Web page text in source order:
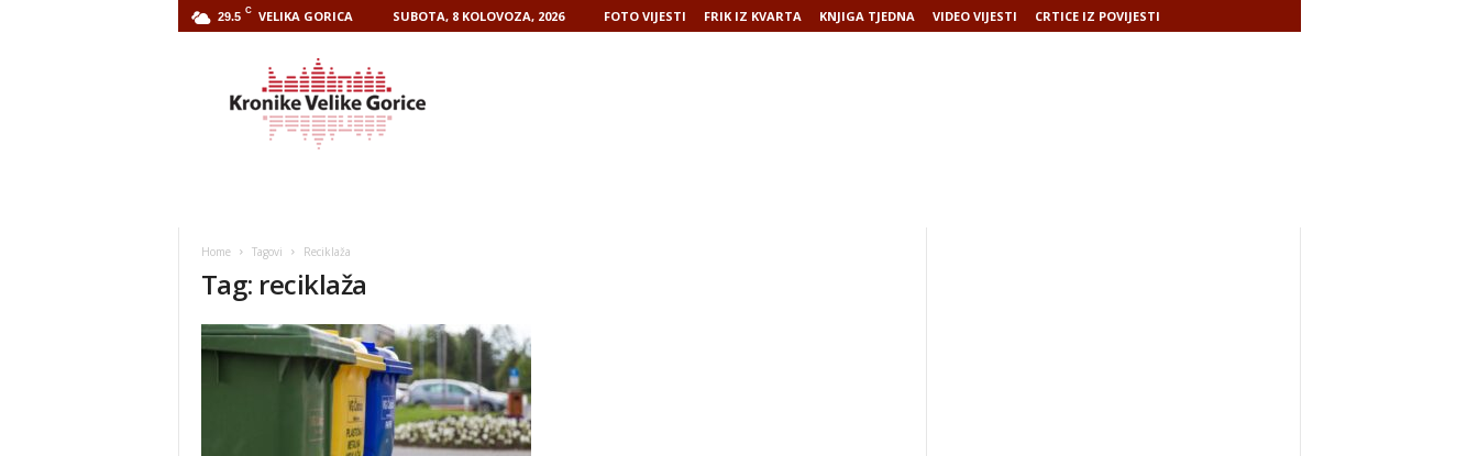
29.5 C VELIKA GORICA SUBOTA, 8 KOLOVOZA, 2026 FOTO VIJESTI FRIK IZ KVARTA KNJIGA TJEDNA VIDEO VIJESTI CRTICE IZ POVIJESTI
Home Tagovi Reciklaža
Tag: reciklaža